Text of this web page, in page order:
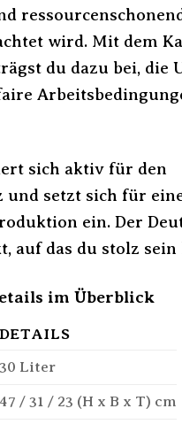
wird. Mit dem
du dazu bei, die
sich aktiv für den
und setzt sich für
ein. Der
auf das du stolz sein
im Überblick
DETAILS
30 Liter
47 / 31 / 23 (H x B x T) cm